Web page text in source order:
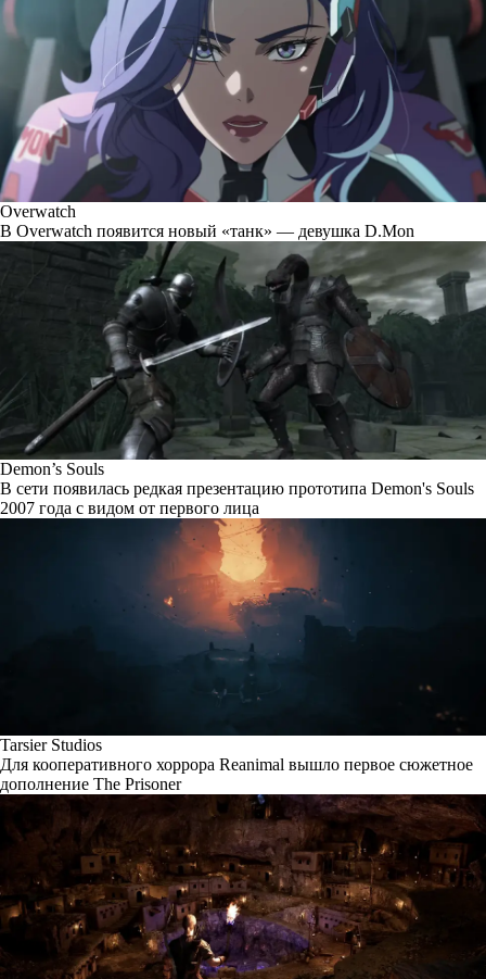
Overwatch
В Overwatch появится новый «танк» — девушка D.Mon
Demon’s Souls
В сети появилась редкая презентацию прототипа Demon's Souls
2007 года с видом от первого лица
Tarsier Studios
Для кооперативного хоррора Reanimal вышло первое сюжетное
дополнение The Prisoner